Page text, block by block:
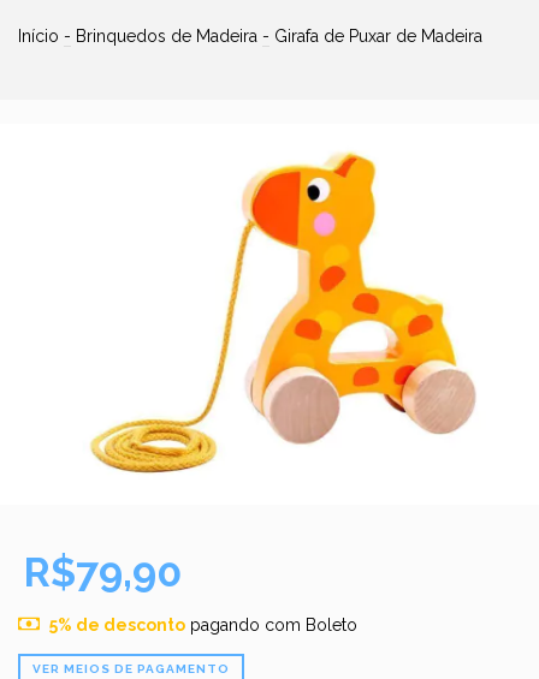
Início - Brinquedos de Madeira - Girafa de Puxar de Madeira
R$79,90
5% de descontopagando com Boleto
VER MEIOS DE PAGAMENTO